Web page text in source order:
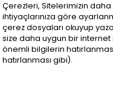
Çerezleri, Sitelerimizin daha
ihtiyaçlarınıza göre
çerez dosyaları okuyup
size daha uygun bir internet
önemli bilgilerin
hatırlanması gibi).